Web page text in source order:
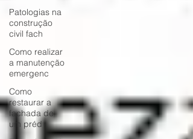
Patologias na
construção
civil fach
Como realizar
a manutenção
emergenc
Como
restaurar a
fachada de
um préd